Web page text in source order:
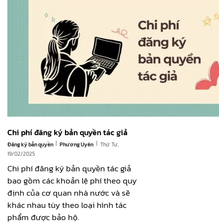
Chi phí đăng ký bản quyền tác giả
Đăng ký bản quyền | Phương Uyên | Thứ Tư,
19/02/2025
Chi phí đăng ký bản quyền tác giả
bao gồm các khoản lệ phí theo quy
định của cơ quan nhà nước và sẽ
khác nhau tùy theo loại hình tác
phẩm được bảo hộ.